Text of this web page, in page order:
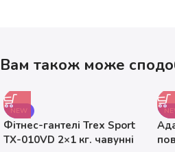
Вам також може
NEW
Фітнес-гантелі Trex Sport
TX-010VD 2×1 кг. чавунні